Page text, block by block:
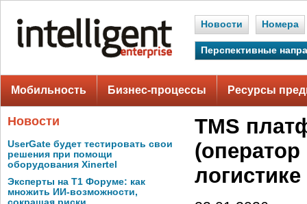
Новости Номера
Перспективные
Мобильность Бизнес-процессы Ресурсы
Новости
UserGate будет тестировать свои
решения при помощи
оборудования Xinertel
Эксперты на Т1 Форуме: как
множить ИИ-возможности,
TMS
логистике